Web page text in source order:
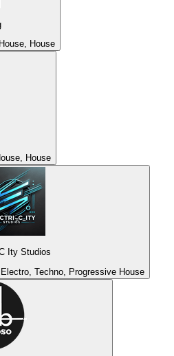
House
House
Ity Studios
Techno, Progressive House